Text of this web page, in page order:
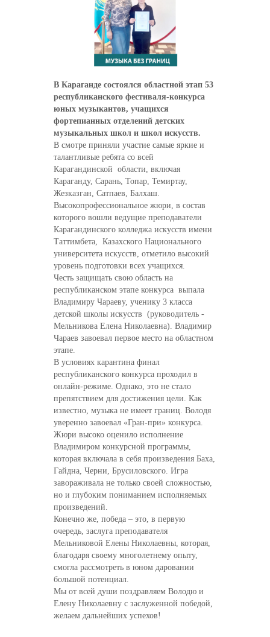
В Караганде состоялся областной этап 53
республиканского фестиваля-конкурса
юных музыкантов, учащихся
фортепианных отделений детских
музыкальных школ и школ искусств.
В смотре приняли участие самые яркие и
талантливые ребята со всей
Карагандинской области, включая
Караганду, Сарань, Топар, Темиртау,
Жезказган, Сатпаев, Балхаш.
Высокопрофессиональное жюри, в состав
которого вошли ведущие преподаватели
Карагандинского колледжа искусств имени
Таттимбета, Казахского Национального
университета искусств, отметило высокий
уровень подготовки всех учащихся.
Честь защищать свою область на
республиканском этапе конкурса выпала
Владимиру Чараеву, ученику 3 класса
детской школы искусств (руководитель -
Мельникова Елена Николаевна). Владимир
Чараев завоевал первое место на областном
этапе.
В условиях карантина финал
республиканского конкурса проходил в
онлайн-режиме. Однако, это не стало
препятствием для достижения цели. Как
известно, музыка не имеет границ. Володя
уверенно завоевал «Гран-при» конкурса.
Жюри высоко оценило исполнение
Владимиром конкурсной программы,
которая включала в себя произведения Баха,
Гайдна, Черни, Брусиловского. Игра
завораживала не только своей сложностью,
но и глубоким пониманием исполняемых
произведений.
Конечно же, победа – это, в первую
очередь, заслуга преподавателя
Мельниковой Елены Николаевны, которая,
благодаря своему многолетнему опыту,
смогла рассмотреть в юном даровании
большой потенциал.
Мы от всей души поздравляем Володю и
Елену Николаевну с заслуженной победой,
желаем дальнейших успехов!